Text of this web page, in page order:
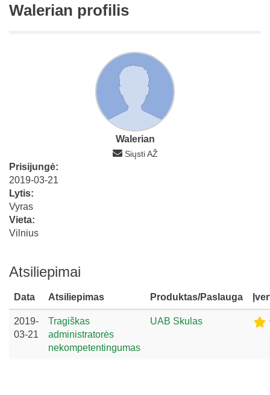
Walerian profilis
Walerian
Siųsti AŽ
Prisijungė:
2019-03-21
Lytis:
Vyras
Vieta:
Vilnius
Atsiliepimai
Data Atsiliepimas Produktas/Paslauga
2019-
03-21
Tragiškas
administratorės
nekompetentingumas
UAB Skulas